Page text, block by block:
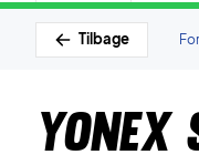
Tilbage
Yonex